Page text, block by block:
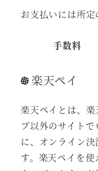
お支払いには所定
手数料
楽天ペイ
楽天ペイとは、
プ以外のサイトで
に、オンライン
す。楽天ペイを